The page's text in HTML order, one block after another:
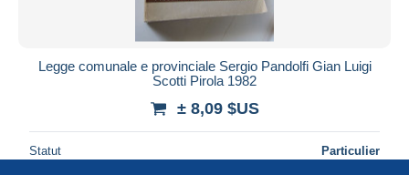
Legge comunale e provinciale Sergio Pandolfi Gian Luigi
Scotti Pirola 1982
± 8,09 $US
Statut Particulier